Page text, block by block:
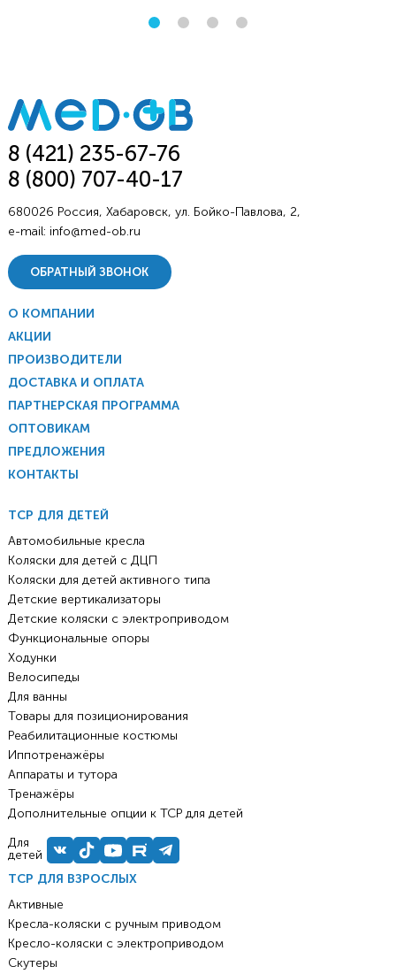
8 (421) 235-67-76
8 (800) 707-40-17
680026 Россия, Хабаровск, ул. Бойко-Павлова, 2,
e-mail: info@med-ob.ru
ОБРАТНЫЙ ЗВОНОК
О КОМПАНИИ
АКЦИИ
ПРОИЗВОДИТЕЛИ
ДОСТАВКА И ОПЛАТА
ПАРТНЕРСКАЯ ПРОГРАММА
ОПТОВИКАМ
ПРЕДЛОЖЕНИЯ
КОНТАКТЫ
ТСР ДЛЯ ВЗРОСЛЫХ
Активные
Кресла-коляски с ручным приводом
Кресло-коляски с электроприводом
Скутеры
ТСР ДЛЯ ДЕТЕЙ
Автомобильные кресла
Коляски для детей с ДЦП
Коляски для детей активного типа
Детские вертикализаторы
Детские коляски с электроприводом
Функциональные опоры
Ходунки
Велосипеды
Для ванны
Товары для позиционирования
Реабилитационные костюмы
Иппотренажёры
Аппараты и тутора
Тренажёры
Дополнительные опции к ТСР для детей
Для
детей